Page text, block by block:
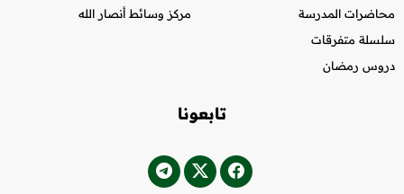
محاضرات المدرسة
سلسلة متفرقات
دروس رمضان
مركز وسائط أنصار الله
تابعونا